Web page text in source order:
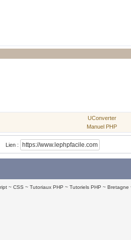
UConverter
Manuel PHP
Lien :
CSS Tutoriaux PHP Tutoriels PHP Bretagne